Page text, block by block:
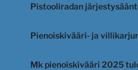
Pistooliradan
Pienoiskivääri- ja
Mk pienoiskivääri 2025